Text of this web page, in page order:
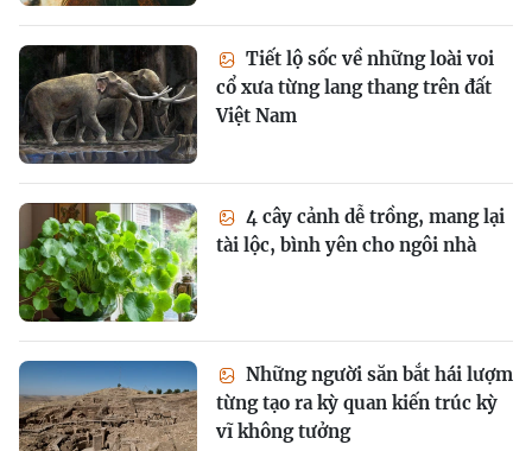
Tiết lộ sốc về những loài voi
cổ xưa từng lang thang trên đất
Việt Nam
4 cây cảnh dễ trồng, mang lại
tài lộc, bình yên cho ngôi nhà
Những người săn bắt hái lượm
từng tạo ra kỳ quan kiến trúc kỳ
vĩ không tưởng